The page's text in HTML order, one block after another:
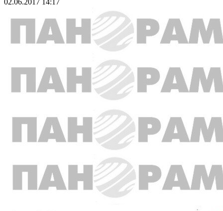
02.06.2017 14:17